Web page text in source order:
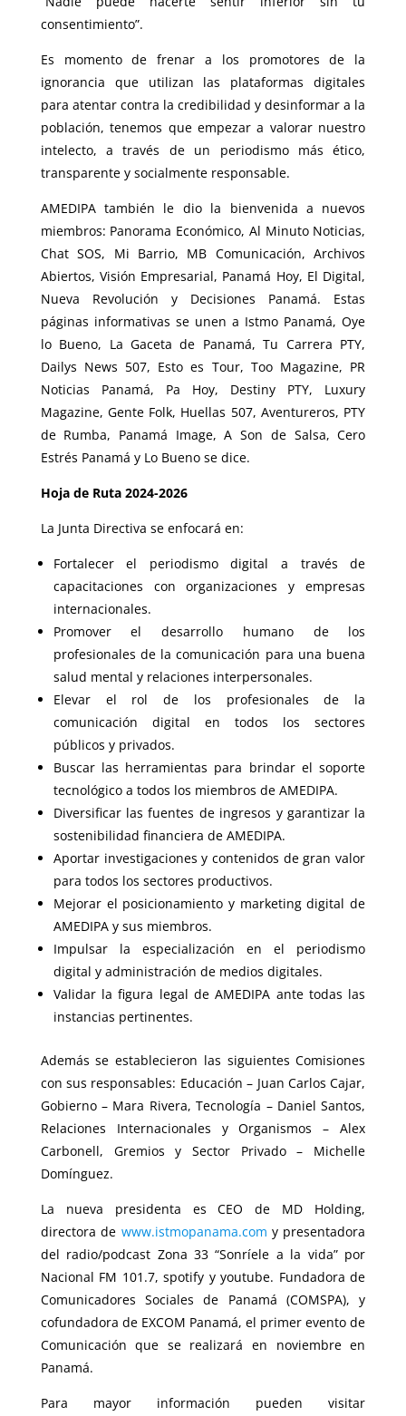
consentimiento”.
Es momento de frenar a los promotores de la
ignorancia que utilizan las plataformas digitales
para atentar contra la credibilidad y desinformar a la
población, tenemos que empezar a valorar nuestro
intelecto, a través de un periodismo más ético,
transparente y socialmente responsable.
AMEDIPA también le dio la bienvenida a nuevos
miembros: Panorama Económico, Al Minuto Noticias,
Chat SOS, Mi Barrio, MB Comunicación, Archivos
Abiertos, Visión Empresarial, Panamá Hoy, El Digital,
Nueva Revolución y Decisiones Panamá. Estas
páginas informativas se unen a Istmo Panamá, Oye
lo Bueno, La Gaceta de Panamá, Tu Carrera PTY,
Dailys News 507, Esto es Tour, Too Magazine, PR
Noticias Panamá, Pa Hoy, Destiny PTY, Luxury
Magazine, Gente Folk, Huellas 507, Aventureros, PTY
de Rumba, Panamá Image, A Son de Salsa, Cero
Estrés Panamá y Lo Bueno se dice.
Hoja de Ruta 2024-2026
La Junta Directiva se enfocará en:
Fortalecer el periodismo digital a través de
capacitaciones con organizaciones y empresas
internacionales.
Promover el desarrollo humano de los
profesionales de la comunicación para una buena
salud mental y relaciones interpersonales.
Elevar el rol de los profesionales de la
comunicación digital en todos los sectores
públicos y privados.
Buscar las herramientas para brindar el soporte
tecnológico a todos los miembros de AMEDIPA.
Diversificar las fuentes de ingresos y garantizar la
sostenibilidad financiera de AMEDIPA.
Aportar investigaciones y contenidos de gran valor
para todos los sectores productivos.
Mejorar el posicionamiento y marketing digital de
AMEDIPA y sus miembros.
Impulsar la especialización en el periodismo
digital y administración de medios digitales.
Validar la figura legal de AMEDIPA ante todas las
instancias pertinentes.
Además se establecieron las siguientes Comisiones
con sus responsables: Educación – Juan Carlos Cajar,
Gobierno – Mara Rivera, Tecnología – Daniel Santos,
Relaciones Internacionales y Organismos – Alex
Carbonell, Gremios y Sector Privado – Michelle
Domínguez.
La nueva presidenta es CEO de MD Holding,
directora de www.istmopanama.com y presentadora
del radio/podcast Zona 33 “Sonríele a la vida” por
Nacional FM 101.7, spotify y youtube. Fundadora de
Comunicadores Sociales de Panamá (COMSPA), y
cofundadora de EXCOM Panamá, el primer evento de
Comunicación que se realizará en noviembre en
Panamá.
Para mayor información pueden visitar